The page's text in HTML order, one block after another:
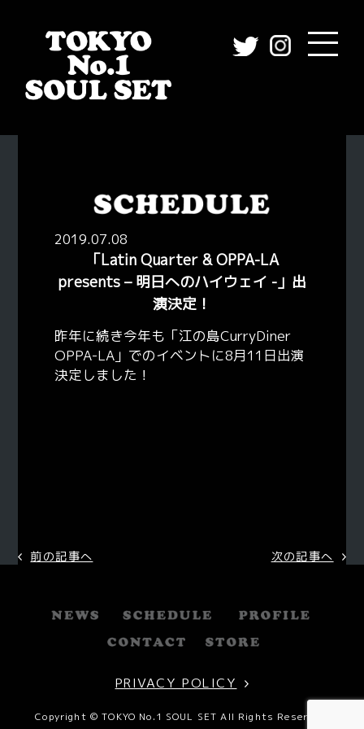
2019.07.08
「Latin Quarter & OPPA-LA
presents – 明日へのハイウェイ -」出
演決定！
昨年に続き今年も「江の島CurryDiner
OPPA-LA」でのイベントに8月11日出演
決定しました！
前の記事へ 次の記事へ
PRIVACY POLICY
Copyright © TOKYO No.1 SOUL SET All Rights Reserved.